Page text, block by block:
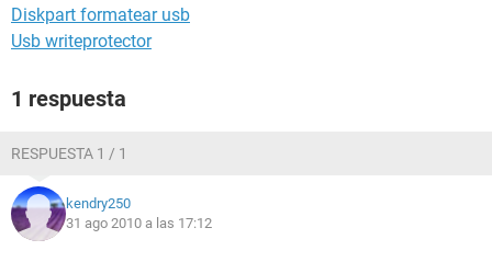
Diskpart formatear usb
Usb writeprotector
1 respuesta
RESPUESTA 1 / 1
kendry250
31 ago 2010 a las 17:12